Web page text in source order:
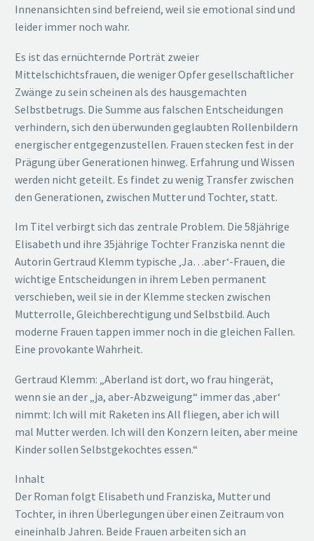
Innenansichten sind befreiend, weil sie emotional sind und
leider immer noch wahr.
Es ist das ernüchternde Porträt zweier
Mittelschichtsfrauen, die weniger Opfer gesellschaftlicher
Zwänge zu sein scheinen als des hausgemachten
Selbstbetrugs. Die Summe aus falschen Entscheidungen
verhindern, sich den überwunden geglaubten Rollenbildern
energischer entgegenzustellen. Frauen stecken fest in der
Prägung über Generationen hinweg. Erfahrung und Wissen
werden nicht geteilt. Es findet zu wenig Transfer zwischen
den Generationen, zwischen Mutter und Tochter, statt.
Im Titel verbirgt sich das zentrale Problem. Die 58jährige
Elisabeth und ihre 35jährige Tochter Franziska nennt die
Autorin Gertraud Klemm typische ‚Ja…aber‘-Frauen, die
wichtige Entscheidungen in ihrem Leben permanent
verschieben, weil sie in der Klemme stecken zwischen
Mutterrolle, Gleichberechtigung und Selbstbild. Auch
moderne Frauen tappen immer noch in die gleichen Fallen.
Eine provokante Wahrheit.
Gertraud Klemm: „Aberland ist dort, wo frau hingerät,
wenn sie an der „ja, aber-Abzweigung“ immer das ‚aber‘
nimmt: Ich will mit Raketen ins All fliegen, aber ich will
mal Mutter werden. Ich will den Konzern leiten, aber meine
Kinder sollen Selbstgekochtes essen.“
Inhalt
Der Roman folgt Elisabeth und Franziska, Mutter und
Tochter, in ihren Überlegungen über einen Zeitraum von
eineinhalb Jahren. Beide Frauen arbeiten sich an